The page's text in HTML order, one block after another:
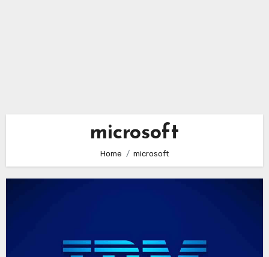
microsoft
Home microsoft